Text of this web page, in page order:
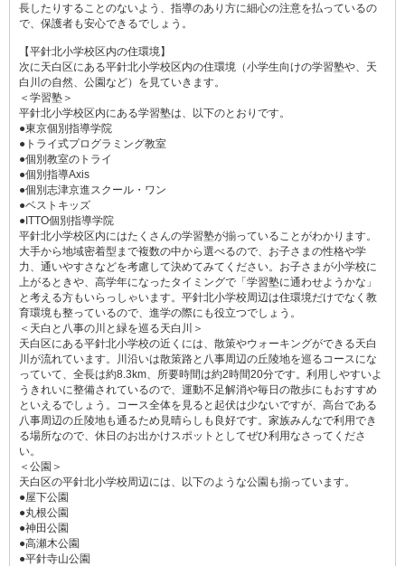
長したりすることのないよう、指導のあり方に細心の注意を払っているの
で、保護者も安心できるでしょう。
【平針北小学校区内の住環境】
次に天白区にある平針北小学校区内の住環境（小学生向けの学習塾や、天
白川の自然、公園など）を見ていきます。
＜学習塾＞
平針北小学校区内にある学習塾は、以下のとおりです。
●東京個別指導学院
●トライ式プログラミング教室
●個別教室のトライ
●個別指導Axis
●個別志津京進スクール・ワン
●ベストキッズ
●ITTO個別指導学院
平針北小学校区内にはたくさんの学習塾が揃っていることがわかります。
大手から地域密着型まで複数の中から選べるので、お子さまの性格や学
力、通いやすさなどを考慮して決めてみてください。お子さまが小学校に
上がるときや、高学年になったタイミングで「学習塾に通わせようかな」
と考える方もいらっしゃいます。平針北小学校周辺は住環境だけでなく教
育環境も整っているので、進学の際にも役立つでしょう。
＜天白と八事の川と緑を巡る天白川＞
天白区にある平針北小学校の近くには、散策やウォーキングができる天白
川が流れています。川沿いは散策路と八事周辺の丘陵地を巡るコースにな
っていて、全長は約8.3km、所要時間は約2時間20分です。利用しやすいよ
うきれいに整備されているので、運動不足解消や毎日の散歩にもおすすめ
といえるでしょう。コース全体を見ると起伏は少ないですが、高台である
八事周辺の丘陵地も通るため見晴らしも良好です。家族みんなで利用でき
る場所なので、休日のお出かけスポットとしてぜひ利用なさってくださ
い。
＜公園＞
天白区の平針北小学校周辺には、以下のような公園も揃っています。
●屋下公園
●丸根公園
●神田公園
●高瀬木公園
●平針寺山公園